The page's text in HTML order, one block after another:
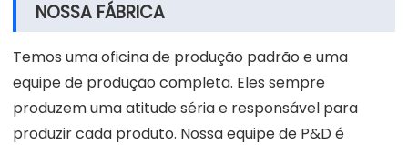
NOSSA FÁBRICA
Temos uma oficina de produção padrão e uma
equipe de produção completa. Eles sempre
produzem uma atitude séria e responsável para
produzir cada produto. Nossa equipe de P&D é